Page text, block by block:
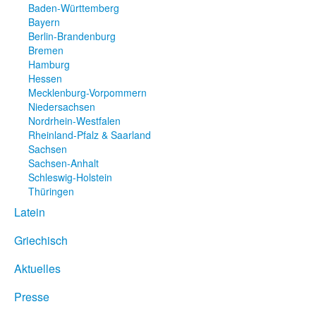
Baden-Württemberg
Bayern
Berlin-Brandenburg
Bremen
Hamburg
Hessen
Mecklenburg-Vorpommern
Niedersachsen
Nordrhein-Westfalen
Rheinland-Pfalz & Saarland
Sachsen
Sachsen-Anhalt
Schleswig-Holstein
Thüringen
Latein
Griechisch
Aktuelles
Presse